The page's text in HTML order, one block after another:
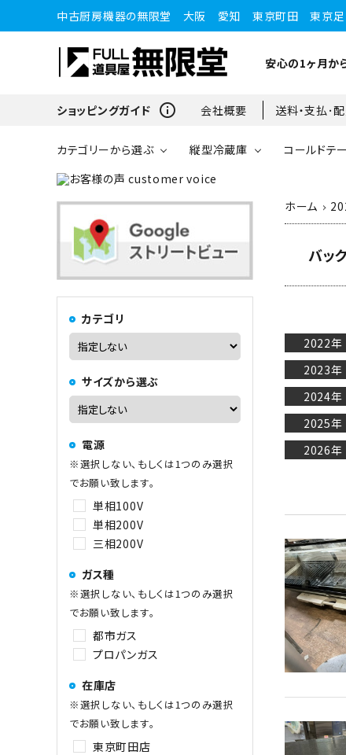
中古厨房機器の無限堂 大阪 愛知 東京町田 東京足
安心の1ヶ月か
ショッピングガイド info_outline 会社概要 送料・支払･
カテゴリーから選ぶ
縦型冷蔵庫
ショーケース
コンロ・レンジ
中華レンジ
コーヒーマシン関連
縦型冷蔵庫
縦型冷蔵庫
ブラストチラー・ショックフ
リーザー
コールドテ
台下冷蔵庫
ドロワータイプ・他
20kg～25kg
65kg
100kg以上
小型ショーケース
ワインセラー・ワインクーラ
ー
ガスコンロ
愛知店
ホーム
バッ
2022年
2023年
2024年
2025年
2026年
カテゴリ
サイズから選ぶ
電源
※選択しない、もしくは1つのみ選択
でお願い致します。
単相100V
単相200V
三相200V
ガス種
※選択しない、もしくは1つのみ選択
でお願い致します。
都市ガス
プロパンガス
在庫店
※選択しない、もしくは1つのみ選択
でお願い致します。
東京町田店